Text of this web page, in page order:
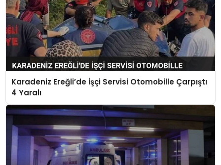
Karadeniz Ereğli’de İşçi Servisi Otomobille Çarpıştı
4 Yaralı